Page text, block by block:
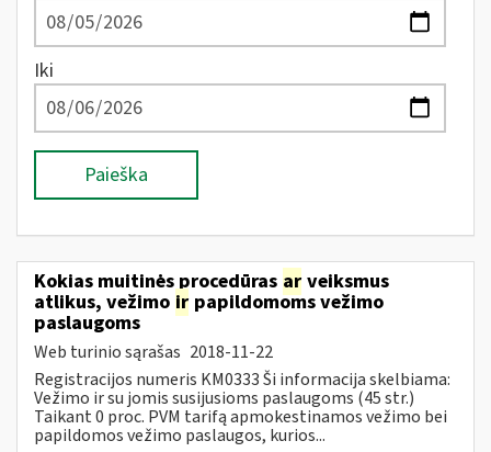
Iki
Paieška
Kokias muitinės procedūras ar veiksmus
atlikus, vežimo ir papildomoms vežimo
paslaugoms
Web turinio sąrašas 2018-11-22
Registracijos numeris KM0333 Ši informacija skelbiama:
Vežimo ir su jomis susijusioms paslaugoms (45 str.)
Taikant 0 proc. PVM tarifą apmokestinamos vežimo bei
papildomos vežimo paslaugos, kurios...